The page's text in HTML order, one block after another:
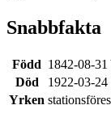
Snabbfakta
Född 1842-08-31
Död
1922-03-
Yrken